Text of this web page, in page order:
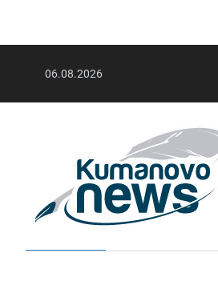
06.08.2026